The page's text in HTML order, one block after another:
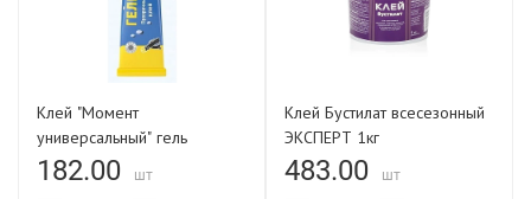
Клей "Момент
универсальный" гель
прозрачный в шоубоксе 30
мл
182.00 шт
Клей Бустилат всесезонный
ЭКСПЕРТ 1кг
483.00 шт